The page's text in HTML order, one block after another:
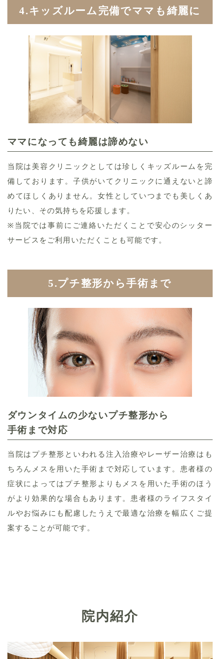
4.キッズルーム完備でママも綺麗に
ママになっても綺麗は諦めない
当院は美容クリニックとしては珍しくキッズルームを完
備しております。子供がいてクリニックに通えないと諦
めてほしくありません。女性としていつまでも美しくあ
りたい、その気持ちを応援します。
※当院では事前にご連絡いただくことで安心のシッター
サービスをご利用いただくことも可能です。
5.プチ整形から手術まで
ダウンタイムの少ないプチ整形から
手術まで対応
当院はプチ整形といわれる注入治療やレーザー治療はも
ちろんメスを用いた手術まで対応しています。患者様の
症状によってはプチ整形よりもメスを用いた手術のほう
がより効果的な場合もあります。患者様のライフスタイ
ルやお悩みにも配慮したうえで最適な治療を幅広くご提
案することが可能です。
院内紹介